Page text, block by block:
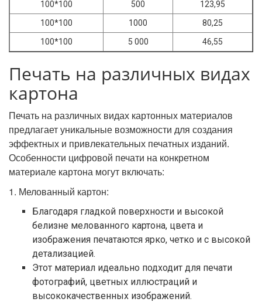
100*100 500
123,95
100*100
1000
80,25
100*100
5 000 46,55
Печать на различных видах
картона
Печать на различных видах картонных материалов
предлагает уникальные возможности для создания
эффектных и привлекательных печатных изданий.
Особенности цифровой печати на конкретном
материале картона могут включать:
1. Мелованный картон:
Благодаря гладкой поверхности и высокой
белизне мелованного картона, цвета и
изображения печатаются ярко, четко и с высокой
детализацией.
Этот материал идеально подходит для печати
фотографий, цветных иллюстраций и
высококачественных изображений.